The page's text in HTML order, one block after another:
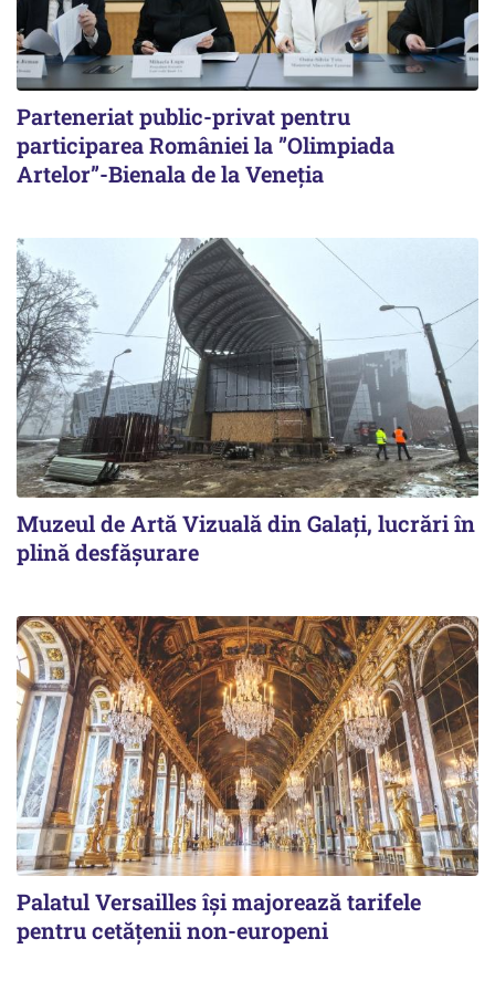
Parteneriat public-privat pentru
participarea României la ”Olimpiada
Artelor”-Bienala de la Veneția
Muzeul de Artă Vizuală din Galați, lucrări în
plină desfășurare
Palatul Versailles își majorează tarifele
pentru cetățenii non-europeni